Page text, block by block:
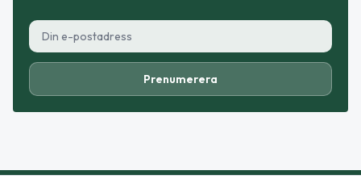
Prenumerera